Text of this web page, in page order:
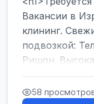
Вакансии в
клининг.
подвозкой:
Ришон.
</h1><br />
... 58